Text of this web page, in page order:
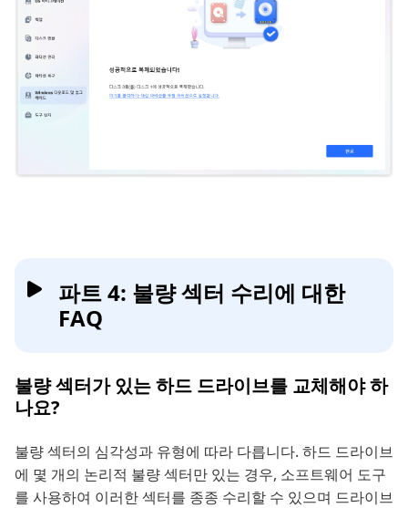
파트 4: 불량 섹터 수리에 대한
FAQ
불량 섹터가 있는 하드 드라이브를 교체해야 하
나요?
불량 섹터의 심각성과 유형에 따라 다릅니다. 하드 드라이브
에 몇 개의 논리적 불량 섹터만 있는 경우, 소프트웨어 도구
를 사용하여 이러한 섹터를 종종 수리할 수 있으며 드라이브